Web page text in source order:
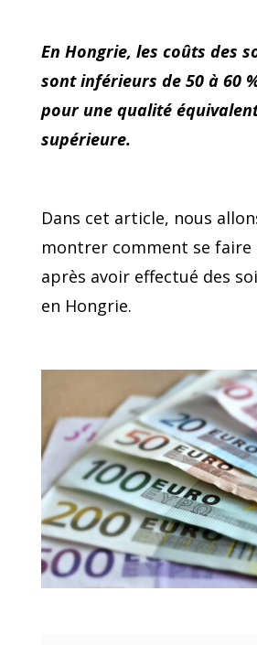
En Hongrie, les coûts des
sont inférieurs de 50 à 60
pour une qualité
supérieure.
Dans cet article, nous
montrer comment se
après avoir effectué des
en Hongrie.